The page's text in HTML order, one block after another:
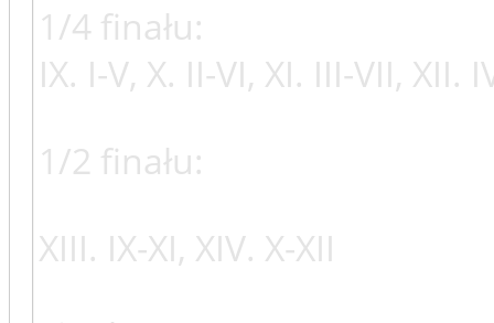
1/4 finału:
IX. I-V, X. II-VI, XI. III-VII, XII.
1/2 finału:
XIII. IX-XI, XIV. X-XII